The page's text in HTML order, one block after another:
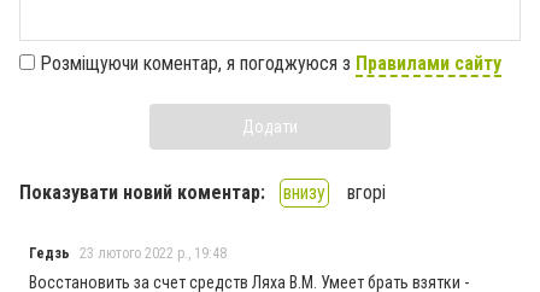
Розміщуючи коментар, я погоджуюся з Правилами сайту
Додати
Показувати новий коментар: внизу вгорі
Гедзь 23 лютого 2022 р., 19:48
Восстановить за счет средств Ляха В.М. Умеет брать взятки -